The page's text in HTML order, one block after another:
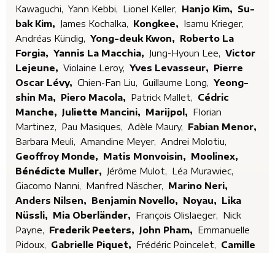
Kawaguchi, Yann Kebbi, Lionel Keller, Hanjo Kim, Su-
bak Kim, James Kochalka, Kongkee, Isamu Krieger,
Andréas Kündig, Yong-deuk Kwon, Roberto La
Forgia, Yannis La Macchia, Jung-Hyoun Lee, Victor
Lejeune, Violaine Leroy, Yves Levasseur, Pierre
Oscar Lévy, Chien-Fan Liu, Guillaume Long, Yeong-
shin Ma, Piero Macola, Patrick Mallet, Cédric
Manche, Juliette Mancini, Marijpol, Florian
Martinez, Pau Masiques, Adèle Maury, Fabian Menor,
Barbara Meuli, Amandine Meyer, Andrei Molotiu,
Geoffroy Monde,
Matis Monvoisin, Moolinex,
Bénédicte Muller, Jérôme Mulot,
Léa Murawiec,
Giacomo Nanni, Manfred Näscher, Marino Neri,
Anders Nilsen, Benjamin Novello, Noyau, Lika
Nüssli, Mia Oberländer, François Olislaeger, Nick
Payne, Frederik Peeters, John Pham, Emmanuelle
Pidoux, Gabrielle Piquet, Frédéric Poincelet, Camille